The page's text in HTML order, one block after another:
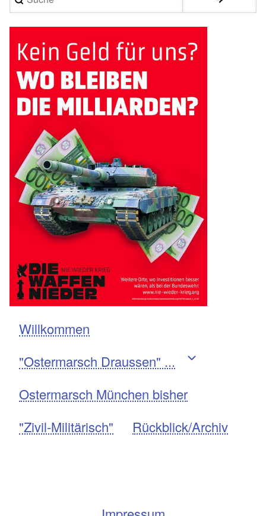
Navigation
Willkommen
"Ostermarsch Draussen" ...
Ostermarsch München bisher
"Zivil-Militärisch"
Rückblick/Archiv